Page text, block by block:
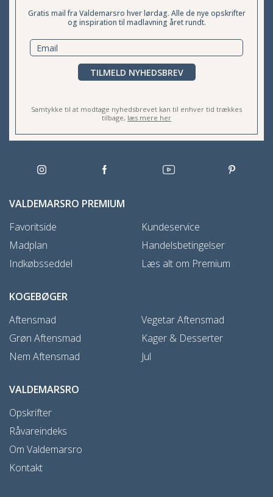
Gratis mail fra Valdemarsro hver lørdag. Alle de nye opskrifter
og inspiration til madlavning året rundt.
TILMELD NYHEDSBREV
Samtykke til at modtage nyhedsbrevet kan til enhver tid trækkes
tilbage, læs mere her
VALDEMARSRO PREMIUM
Favoritside
Madplan
Indkøbsseddel
Kundeservice
Handelsbetingelser
Læs alt om Premium
KOGEBØGER
Aftensmad
Grøn Aftensmad
Nem Aftensmad
Vegetar Aftensmad
Kager & Desserter
Jul
VALDEMARSRO
Opskrifter
Råvareindeks
Om Valdemarsro
Kontakt